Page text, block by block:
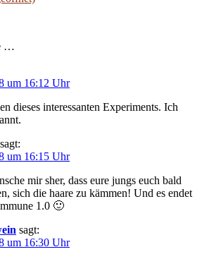
…
um 16:12 Uhr
dieses interessanten Experiments. Ich
sagt:
um 16:15 Uhr
mir sher, dass eure jungs euch bald
sich die haare zu kämmen! Und es endet
1.0 🙂
sagt:
um 16:30 Uhr